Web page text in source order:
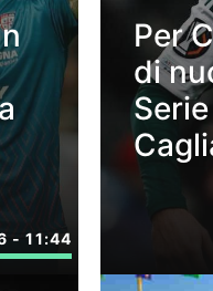
- 11:44
Per
di